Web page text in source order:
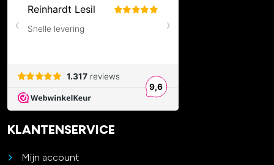
KLANTENSERVICE
Mijn account